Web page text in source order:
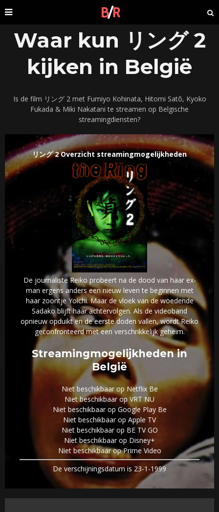
Waar kun リング 2
kijken in België
Is de film リング 2 met Fumiyo Kohinata, Hitomi Satô, Kyoko
Fukada & Miki Nakatani te streamen op Belgische
streamingdiensten?
リング 2 Overzicht streamingmogelijkheden
De journaliste Reiko probeert na de dood van haar ex-
man ergens anders een nieuw leven te beginnen met
haar zoontje Yoichi. Maar de vloek van de woedende
Sadako blijft haar achtervolgen. Als de videoband
opnieuw opduikt en de eerste doden vallen, wordt Reiko
geconfronteerd met een verschrikkelijk geheim.
Streamingmogelijkheden in
België
Niet beschikbaar op Netflix Be
Niet beschikbaar op VRT NU
Niet beschikbaar op Google Play Be
Niet beschikbaar op Apple TV
Niet beschikbaar op BE TV GO
Niet beschikbaar op Disney+
Niet beschikbaar op Prime Video
De verschijningsdatum is 23-1-1999